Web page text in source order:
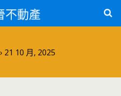
不動產
21 10 月, 2025